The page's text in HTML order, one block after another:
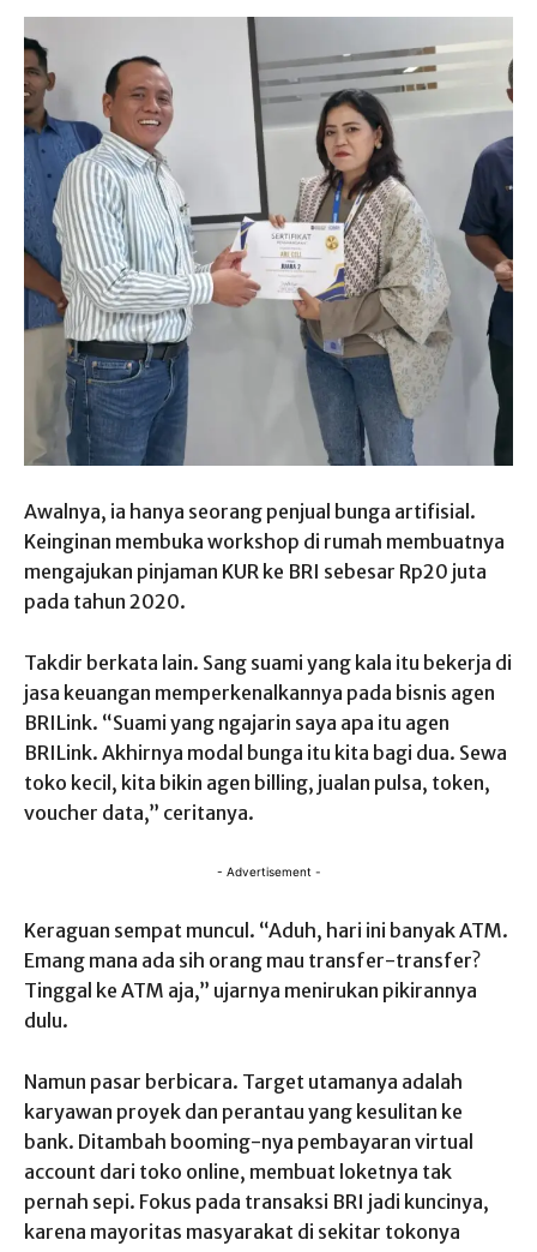
Awalnya, ia hanya seorang penjual bunga artifisial.
Keinginan membuka workshop di rumah membuatnya
mengajukan pinjaman KUR ke BRI sebesar Rp20 juta
pada tahun 2020.
Takdir berkata lain. Sang suami yang kala itu bekerja di
jasa keuangan memperkenalkannya pada bisnis agen
BRILink. “Suami yang ngajarin saya apa itu agen
BRILink. Akhirnya modal bunga itu kita bagi dua. Sewa
toko kecil, kita bikin agen billing, jualan pulsa, token,
voucher data,” ceritanya.
- Advertisement -
Keraguan sempat muncul. “Aduh, hari ini banyak ATM.
Emang mana ada sih orang mau transfer-transfer?
Tinggal ke ATM aja,” ujarnya menirukan pikirannya
dulu.
Namun pasar berbicara. Target utamanya adalah
karyawan proyek dan perantau yang kesulitan ke
bank. Ditambah booming-nya pembayaran virtual
account dari toko online, membuat loketnya tak
pernah sepi. Fokus pada transaksi BRI jadi kuncinya,
karena mayoritas masyarakat di sekitar tokonya